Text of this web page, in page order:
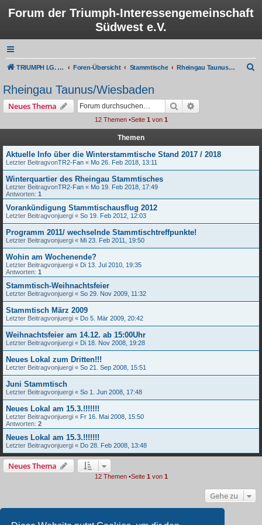
Forum der Triumph-Interessengemeinschaft
Südwest e.V.
TRIUMPH I.G. Südwest e.V. Foren-Übersicht Stammtische Rheingau Taunus/Wiesbaden
Rheingau Taunus/Wiesbaden
Neues Thema Suche
12 Themen •Seite 1 von 1
Themen
Aktuelle Info über die Winterstammtische Stand 2017 / 2018
Letzter BeitragvonTR2-Fan « Mo 26. Feb 2018, 13:11
Winterquartier des Rheingau Stammtisches
Letzter BeitragvonTR2-Fan « Mo 19. Feb 2018, 17:49
Antworten: 1
Vorankündigung Stammtischausflug 2012
Letzter Beitragvonjuergi « So 19. Feb 2012, 12:03
Programm 2011/ wechselnde Stammtischtreffpunkte!
Letzter Beitragvonjuergi « Mi 23. Feb 2011, 19:50
Wohin am Wochenende?
Letzter Beitragvonjuergi « Di 13. Jul 2010, 19:35
Antworten: 1
Stammtisch-Weihnachtsfeier
Letzter Beitragvonjuergi « So 29. Nov 2009, 11:32
Stammtisch März 2009
Letzter Beitragvonjuergi « Do 5. Mär 2009, 20:42
Weihnachtsfeier am 14.12. ab 15:00Uhr
Letzter Beitragvonjuergi « Di 18. Nov 2008, 19:28
Neues Lokal zum Dritten!!!
Letzter Beitragvonjuergi « So 21. Sep 2008, 15:51
Juni Stammtisch
Letzter Beitragvonjuergi « So 1. Jun 2008, 17:48
Neues Lokal am 15.3.!!!!!!!
Letzter Beitragvonjuergi « Fr 16. Mai 2008, 15:50
Antworten: 2
Neues Lokal am 15.3.!!!!!!!
Letzter Beitragvonjuergi « Do 28. Feb 2008, 13:48
Neues Thema
12 Themen •Seite 1 von 1
Gehe zu
BERECHTIGUNGEN IN DIESEM FORUM